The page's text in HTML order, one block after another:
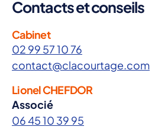
Contacts et conseils
Cabinet
02 99 57 10 76
contact@clacourtage.com
Lionel CHEFDOR
Associé
06 45 10 39 95